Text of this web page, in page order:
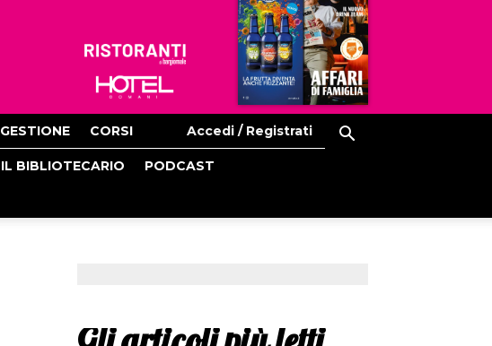
Ristoranti
Hoteldomani
GESTIONE CORSI Accedi / Registrati
IL BIBLIOTECARIO PODCAST